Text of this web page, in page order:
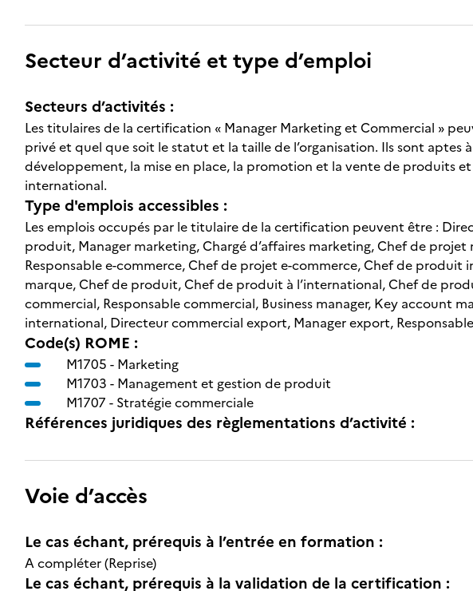
Secteur d’activité et type d’emploi
Secteurs d’activités :
Les titulaires de la certification « Manager Marketing et Commercial »
privé et quel que soit le statut et la taille de l’organisation. Ils sont aptes
développement, la mise en place, la promotion et la vente de produits
international.
Type d'emplois accessibles :
Les emplois occupés par le titulaire de la certification peuvent être :
produit, Manager marketing, Chargé d’affaires marketing, Chef de
Responsable e-commerce, Chef de projet e-commerce, Chef de
marque, Chef de produit, Chef de produit à l’international, Chef de
commercial, Responsable commercial, Business manager, Key account
international, Directeur commercial export, Manager export,
Code(s) ROME :
M1705 - Marketing
M1703 - Management et gestion de produit
M1707 - Stratégie commerciale
Références juridiques des règlementations d’activité :
Voie d’accès
Le cas échant, prérequis à l’entrée en formation :
A compléter (Reprise)
Le cas échant, prérequis à la validation de la certification :